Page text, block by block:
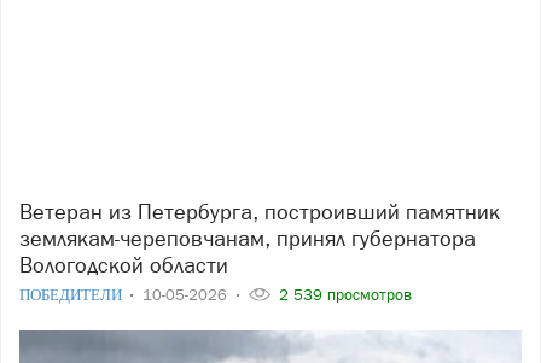
Ветеран из Петербурга, построивший памятник
землякам-череповчанам, принял губернатора
Вологодской области
ПОБЕДИТЕЛИ 10-05-2026 2 539 просмотров